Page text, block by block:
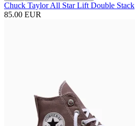
Chuck Taylor All Star Lift Double Stack
85.00 EUR